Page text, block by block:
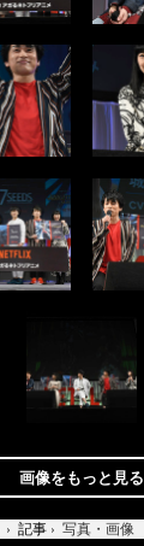
画像をもっと見る
› 記事 › 写真・画像